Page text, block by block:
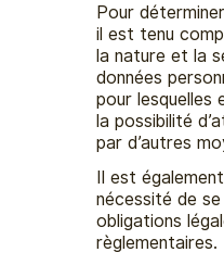
Pour
il est tenu
la nature et la
données
pour lesquelles
la possibilité
par d’autres
Il est
nécessité de
obligations
règlementaires.